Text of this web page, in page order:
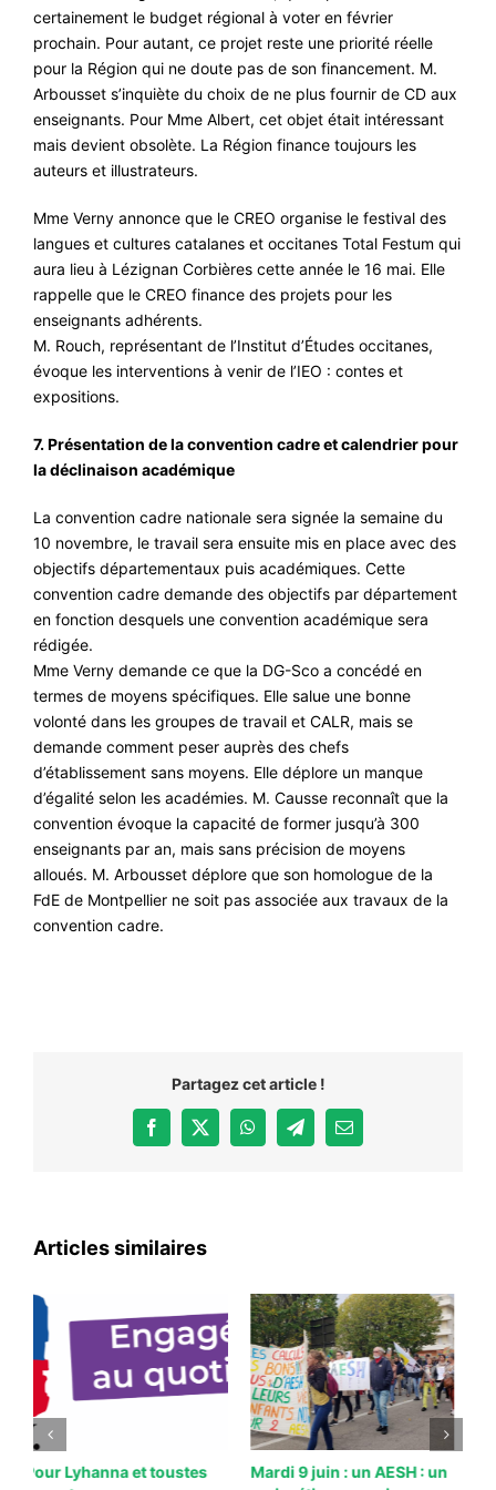
certainement le budget régional à voter en février
prochain. Pour autant, ce projet reste une priorité réelle
pour la Région qui ne doute pas de son financement. M.
Arbousset s’inquiète du choix de ne plus fournir de CD aux
enseignants. Pour Mme Albert, cet objet était intéressant
mais devient obsolète. La Région finance toujours les
auteurs et illustrateurs.
Mme Verny annonce que le CREO organise le festival des
langues et cultures catalanes et occitanes Total Festum qui
aura lieu à Lézignan Corbières cette année le 16 mai. Elle
rappelle que le CREO finance des projets pour les
enseignants adhérents.
M. Rouch, représentant de l’Institut d’Études occitanes,
évoque les interventions à venir de l’IEO : contes et
expositions.
7. Présentation de la convention cadre et calendrier pour
la déclinaison académique
La convention cadre nationale sera signée la semaine du
10 novembre, le travail sera ensuite mis en place avec des
objectifs départementaux puis académiques. Cette
convention cadre demande des objectifs par département
en fonction desquels une convention académique sera
rédigée.
Mme Verny demande ce que la DG-Sco a concédé en
termes de moyens spécifiques. Elle salue une bonne
volonté dans les groupes de travail et CALR, mais se
demande comment peser auprès des chefs
d’établissement sans moyens. Elle déplore un manque
d’égalité selon les académies. M. Causse reconnaît que la
convention évoque la capacité de former jusqu’à 300
enseignants par an, mais sans précision de moyens
alloués. M. Arbousset déplore que son homologue de la
FdE de Montpellier ne soit pas associée aux travaux de la
convention cadre.
Partagez cet article !
Facebook
X WhatsAppTelegramEmail
Articles similaires
Mardi 2 juin : urgence pour
Mort de Rosine Charlut